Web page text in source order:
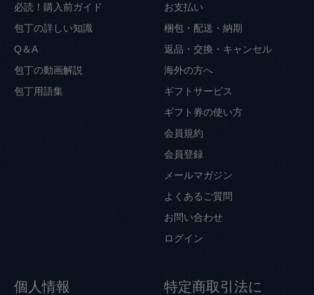
必読！購入前ガイド
包丁の詳しい知識
Q＆A
包丁の動画解説
包丁用語集
お支払い
梱包・配送・納期
返品・交換・キャンセル
海外の方へ
ギフトサービス
ギフト券の使い方
会員規約
会員登録
メールマガジン
よくあるご質問
お問い合わせ
ログイン
個人情報
特定商取引法に